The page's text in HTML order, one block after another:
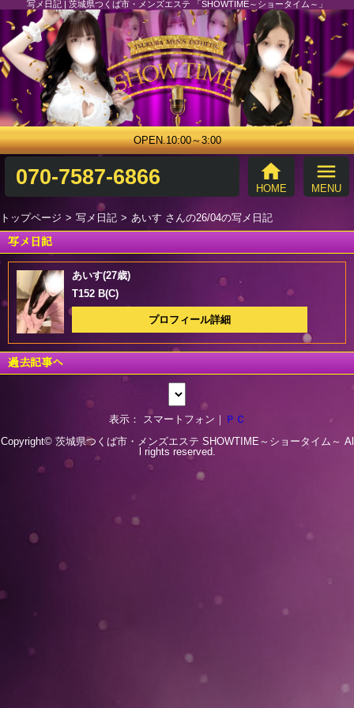
写メ日記 | 茨城県つくば市・メンズエステ 「SHOWTIME～ショータイム～」
OPEN.10:00～3:00
070-7587-6866 home
HOME
menu
MENU
トップページ 写メ日記 あいす さんの26/04の写メ日記
写メ日記
あいす(27歳)
T152 B(C)
プロフィール詳細
過去記事へ
表示： スマートフォン｜ ＰＣ
Copyright© 茨城県つくば市・メンズエステ SHOWTIME～ショータイム～ Al
l rights reserved.